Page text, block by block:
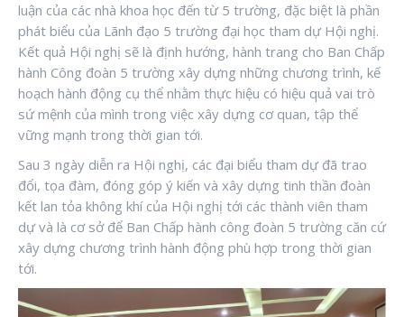
luận của các nhà khoa học đến từ 5 trường, đặc biệt là phần
phát biểu của Lãnh đạo 5 trường đại học tham dự Hội nghị.
Kết quả Hội nghị sẽ là định hướng, hành trang cho Ban Chấp
hành Công đoàn 5 trường xây dựng những chương trình, kế
hoạch hành động cụ thể nhằm thực hiệu có hiệu quả vai trò
sứ mệnh của mình trong việc xây dựng cơ quan, tập thể
vững mạnh trong thời gian tới.
Sau 3 ngày diễn ra Hội nghị, các đại biểu tham dự đã trao
đổi, tọa đàm, đóng góp ý kiến và xây dựng tinh thần đoàn
kết lan tỏa không khí của Hội nghị tới các thành viên tham
dự và là cơ sở để Ban Chấp hành công đoàn 5 trường căn cứ
xây dựng chương trình hành động phù hợp trong thời gian
tới.